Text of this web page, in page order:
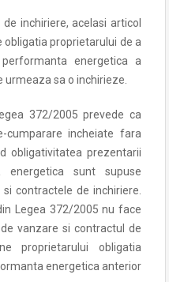
inchiriere, acelasi articol
obligatia proprietarului de a
energetica a
sa o inchirieze.
372/2005 prevede ca
cumparare incheiate fara
obligativitatea prezentarii
energetica sunt supuse
contractele de inchiriere.
Legea 372/2005 nu face
vanzare si contractul de
proprietarului obligatia
energetica anterior